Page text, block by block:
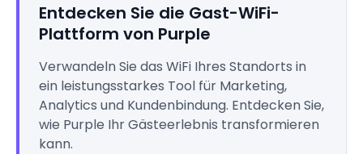
Entdecken Sie die Gast-WiFi-
Plattform von Purple
Verwandeln Sie das WiFi Ihres Standorts in
ein leistungsstarkes Tool für Marketing,
Analytics und Kundenbindung. Entdecken Sie,
wie Purple Ihr Gästeerlebnis transformieren
kann.